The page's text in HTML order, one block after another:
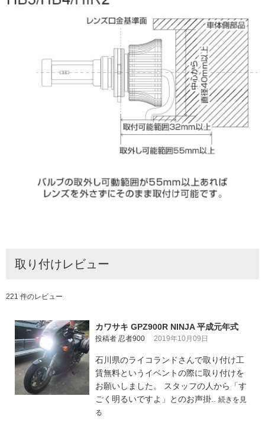
取り付けレビュー
221 件のレビュー
カワサキ GPZ900R NINJA 平成元年式
投稿者 忍者900 2019年10月09日
石川県のライコランドさんで取り付け工
賃無料というイベントの際に取り付けを
お願いしました。 スタッフの人から「す
ごく明るいですよ」とのお声掛.. 続きを見
る